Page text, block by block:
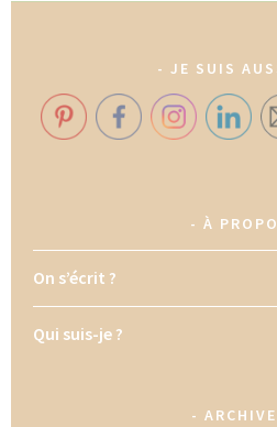
JE SUIS
À
On s’écrit ?
Qui suis-je ?